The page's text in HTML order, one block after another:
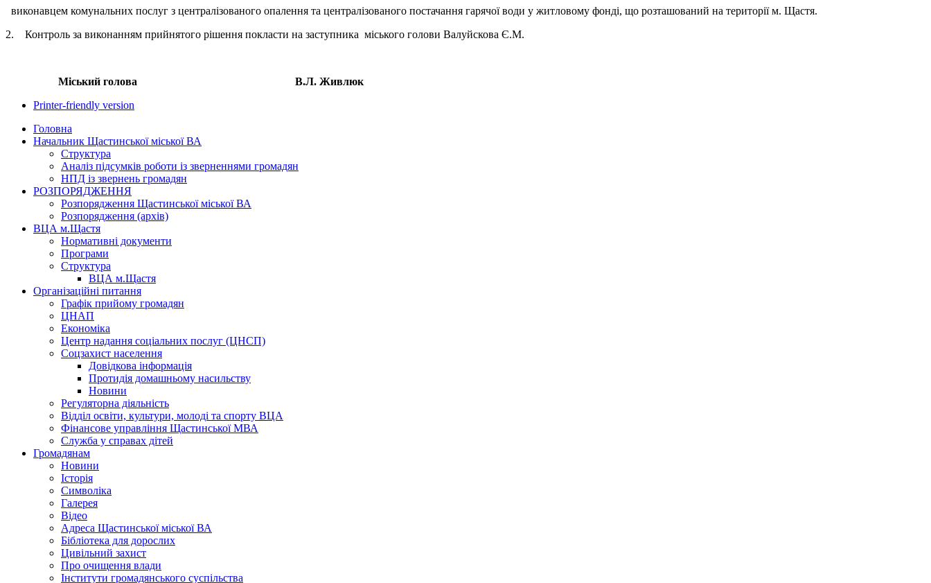
виконавцем комунальних послуг з централізованого опалення та централізованого постачання гарячої води у житловому фонді, що розташований на території м. Щастя.
2. Контроль за виконанням прийнятого рішення покласти на заступника міського голови Валуйскова Є.М.
Міський голова В.Л. Живлюк
Printer-friendly version
Головна
Начальник Щастинської міської ВА
Структура
Аналіз підсумків роботи із зверненнями громадян
НПД із звернень громадян
РОЗПОРЯДЖЕННЯ
Розпорядження Щастинської міської ВА
Розпорядження (архів)
ВЦА м.Щастя
Нормативні документи
Програми
Структура
ВЦА м.Щастя
Організаційні питання
Графік прийому громадян
ЦНАП
Економіка
Центр надання соціальних послуг (ЦНСП)
Соцзахист населення
Довідкова інформація
Протидія домашньому насильству
Новини
Регуляторна діяльність
Відділ освіти, культури, молоді та спорту ВЦА
Фінансове управління Щастинської МВА
Служба у справах дітей
Громадянам
Новини
Історія
Символіка
Галерея
Відео
Адреса Щастинської міської ВА
Бібліотека для дорослих
Цивільний захист
Про очищення влади
Інститути громадянського суспільства